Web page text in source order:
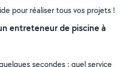
pour réaliser tous vos projets !
entreteneur de piscine à
secondes : quel service